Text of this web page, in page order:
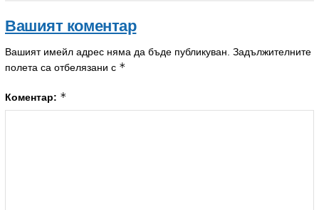
Вашият коментар
Вашият имейл адрес няма да бъде публикуван. Задължителните
полета са отбелязани с *
Коментар: *